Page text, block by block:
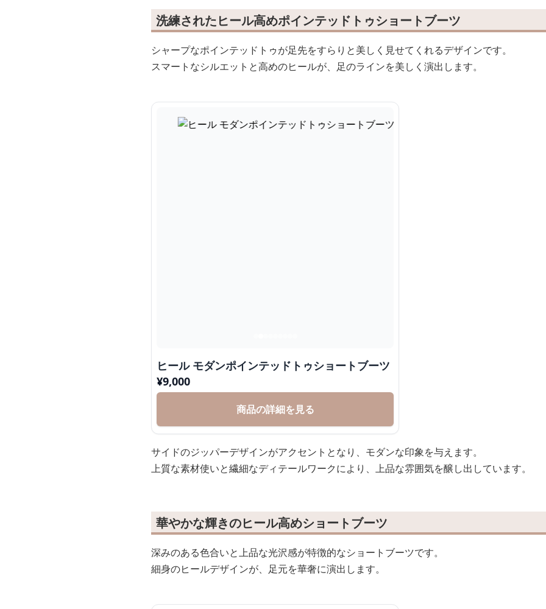
洗練されたヒール高めポインテッドトゥショートブーツ
シャープなポインテッドトゥが足先をすらりと美しく見せてくれるデザインです。
スマートなシルエットと高めのヒールが、足のラインを美しく演出します。
ヒール モダンポインテッドトゥショートブーツ
¥9,000
商品の詳細を見る
サイドのジッパーデザインがアクセントとなり、モダンな印象を与えます。
上質な素材使いと繊細なディテールワークにより、上品な雰囲気を醸し出しています。
華やかな輝きのヒール高めショートブーツ
深みのある色合いと上品な光沢感が特徴的なショートブーツです。
細身のヒールデザインが、足元を華奢に演出します。